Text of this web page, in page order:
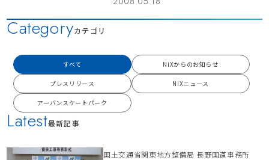
Latest最新記事
国土交通省関東地方整備局 長野国道事務所
Categoryカテゴリ
すべて NiXからのお知らせ
プレスリリース NiXニュース
アーバンスケートパーク